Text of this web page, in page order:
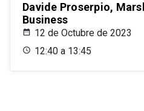
Davide Proserpio,
Business
12 de Octubre de 2023
12:40 a 13:45